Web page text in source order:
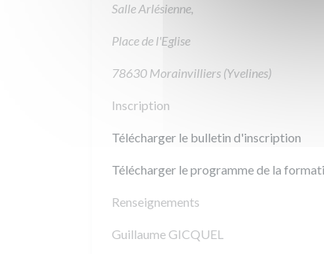
Salle Arlésienne,
Place de l'Eglise
78630 Morainvilliers (Yvelines)
Inscription
Télécharger le bulletin d'inscription
Télécharger le programme de la
Renseignements
Guillaume GICQUEL